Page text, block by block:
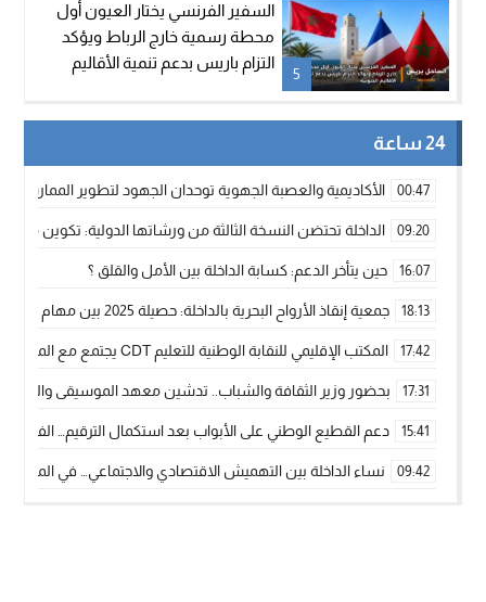
5
السفير الفرنسي يختار العيون أول
محطة رسمية خارج الرباط ويؤكد
التزام باريس بدعم تنمية الأقاليم
24 ساعة
00:47 الأكاديمية والعصبة الجهوية توحدان الجهود لتطوير الممارسة
09:20 الداخلة تحتضن النسخة الثالثة من ورشاتها الدولية: تكوين
16:07 حين يتأخر الدعم: كسابة الداخلة بين الأمل والقلق ؟
18:13 جمعية إنقاذ الأرواح البحرية بالداخلة: حصيلة 2025 بين مهام الإنقاذ ومشروع “دار البحار”
17:42 المكتب الإقليمي للنقابة الوطنية للتعليم CDT يجتمع مع المدير الإقليمي لمناقشة ملفات جوهرية لنساء ورجال التعليم
17:31 بحضور وزير الثقافة والشباب.. تدشين معهد الموسيقى والفنون
15:41 دعم القطيع الوطني على الأبواب بعد استكمال الترقيم…
09:42 نساء الداخلة بين التهميش الاقتصادي والاجتماعي… في المؤسسات